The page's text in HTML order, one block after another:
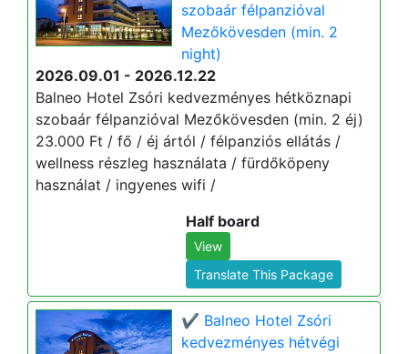
szobaár félpanzióval
Mezőkövesden (min. 2
night)
2026.09.01 - 2026.12.22
Balneo Hotel Zsóri kedvezményes hétköznapi
szobaár félpanzióval Mezőkövesden (min. 2 éj)
23.000 Ft / fő / éj ártól / félpanziós ellátás /
wellness részleg használata / fürdőköpeny
használat / ingyenes wifi /
Half board
View
Translate This Package
✔️ Balneo Hotel Zsóri
kedvezményes hétvégi